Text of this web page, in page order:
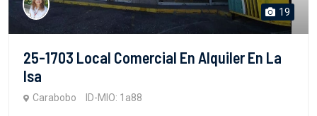
19
25-1703 Local Comercial En Alquiler En La
Isa
Carabobo ID-MIO: 1a88